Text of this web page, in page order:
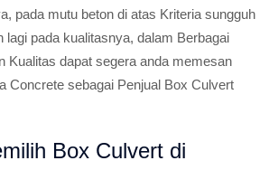
pada mutu beton di atas Kriteria sungguh
lagi pada kualitasnya, dalam Berbagai
Kualitas dapat segera anda memesan
Concrete sebagai Penjual Box Culvert
Box Culvert di